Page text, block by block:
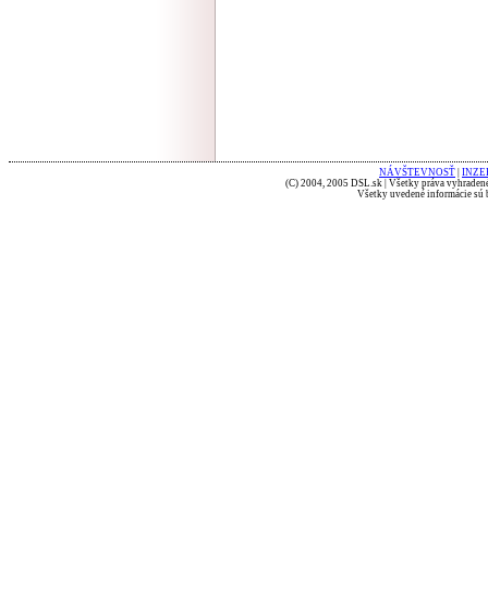
NÁVŠTEVNOSŤ
(C) 2004, 2005 DSL.sk | Všetky práva
Všetky uvedené informácie sú